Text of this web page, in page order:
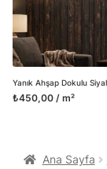
₺450,00 / m²
Ana Sayfa